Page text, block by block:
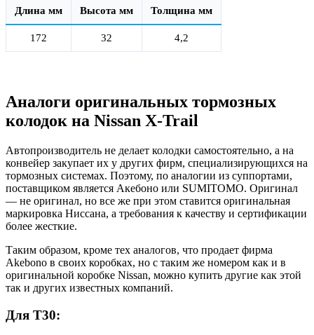
Длина мм Высота мм Толщина мм
172 32 4,2
Аналоги оригинальных тормозных
колодок на Nissan X-Trail
Автопроизводитель не делает колодки самостоятельно, а на
конвейер закупает их у других фирм, специализирующихся на
тормозных системах. Поэтому, по аналогии из суппортами,
поставщиком является Акебоно или SUMITOMO. Оригинал
— не оригинал, но все же при этом ставится оригинальная
маркировка Ниссана, а требования к качеству и сертификации
более жесткие.
Таким образом, кроме тех аналогов, что продает фирма
Akebono в своих коробках, но с таким же номером как и в
оригинальной коробке Nissan, можно купить другие как этой
так и других известных компаний.
Для Т30: